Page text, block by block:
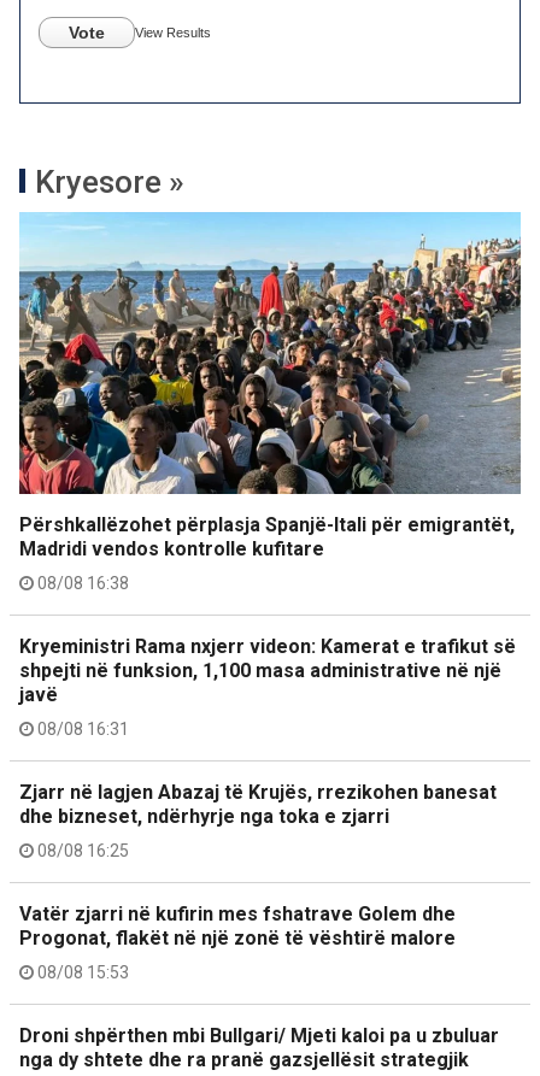
Vote View Results
Kryesore »
Përshkallëzohet përplasja Spanjë-Itali për emigrantët,
Madridi vendos kontrolle kufitare
08/08 16:38
Kryeministri Rama nxjerr videon: Kamerat e trafikut së
shpejti në funksion, 1,100 masa administrative në një
javë
08/08 16:31
Zjarr në lagjen Abazaj të Krujës, rrezikohen banesat
dhe bizneset, ndërhyrje nga toka e zjarri
08/08 16:25
Vatër zjarri në kufirin mes fshatrave Golem dhe
Progonat, flakët në një zonë të vështirë malore
08/08 15:53
Droni shpërthen mbi Bullgari/ Mjeti kaloi pa u zbuluar
nga dy shtete dhe ra pranë gazsjellësit strategjik